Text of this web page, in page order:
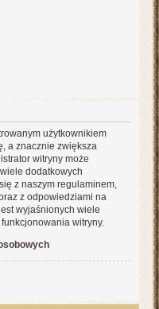
użytkownikiem
a znacznie zwiększa
witryny może
dodatkowych
z naszym regulaminem,
z odpowiedziami na
wyjaśnionych wiele
witryny.